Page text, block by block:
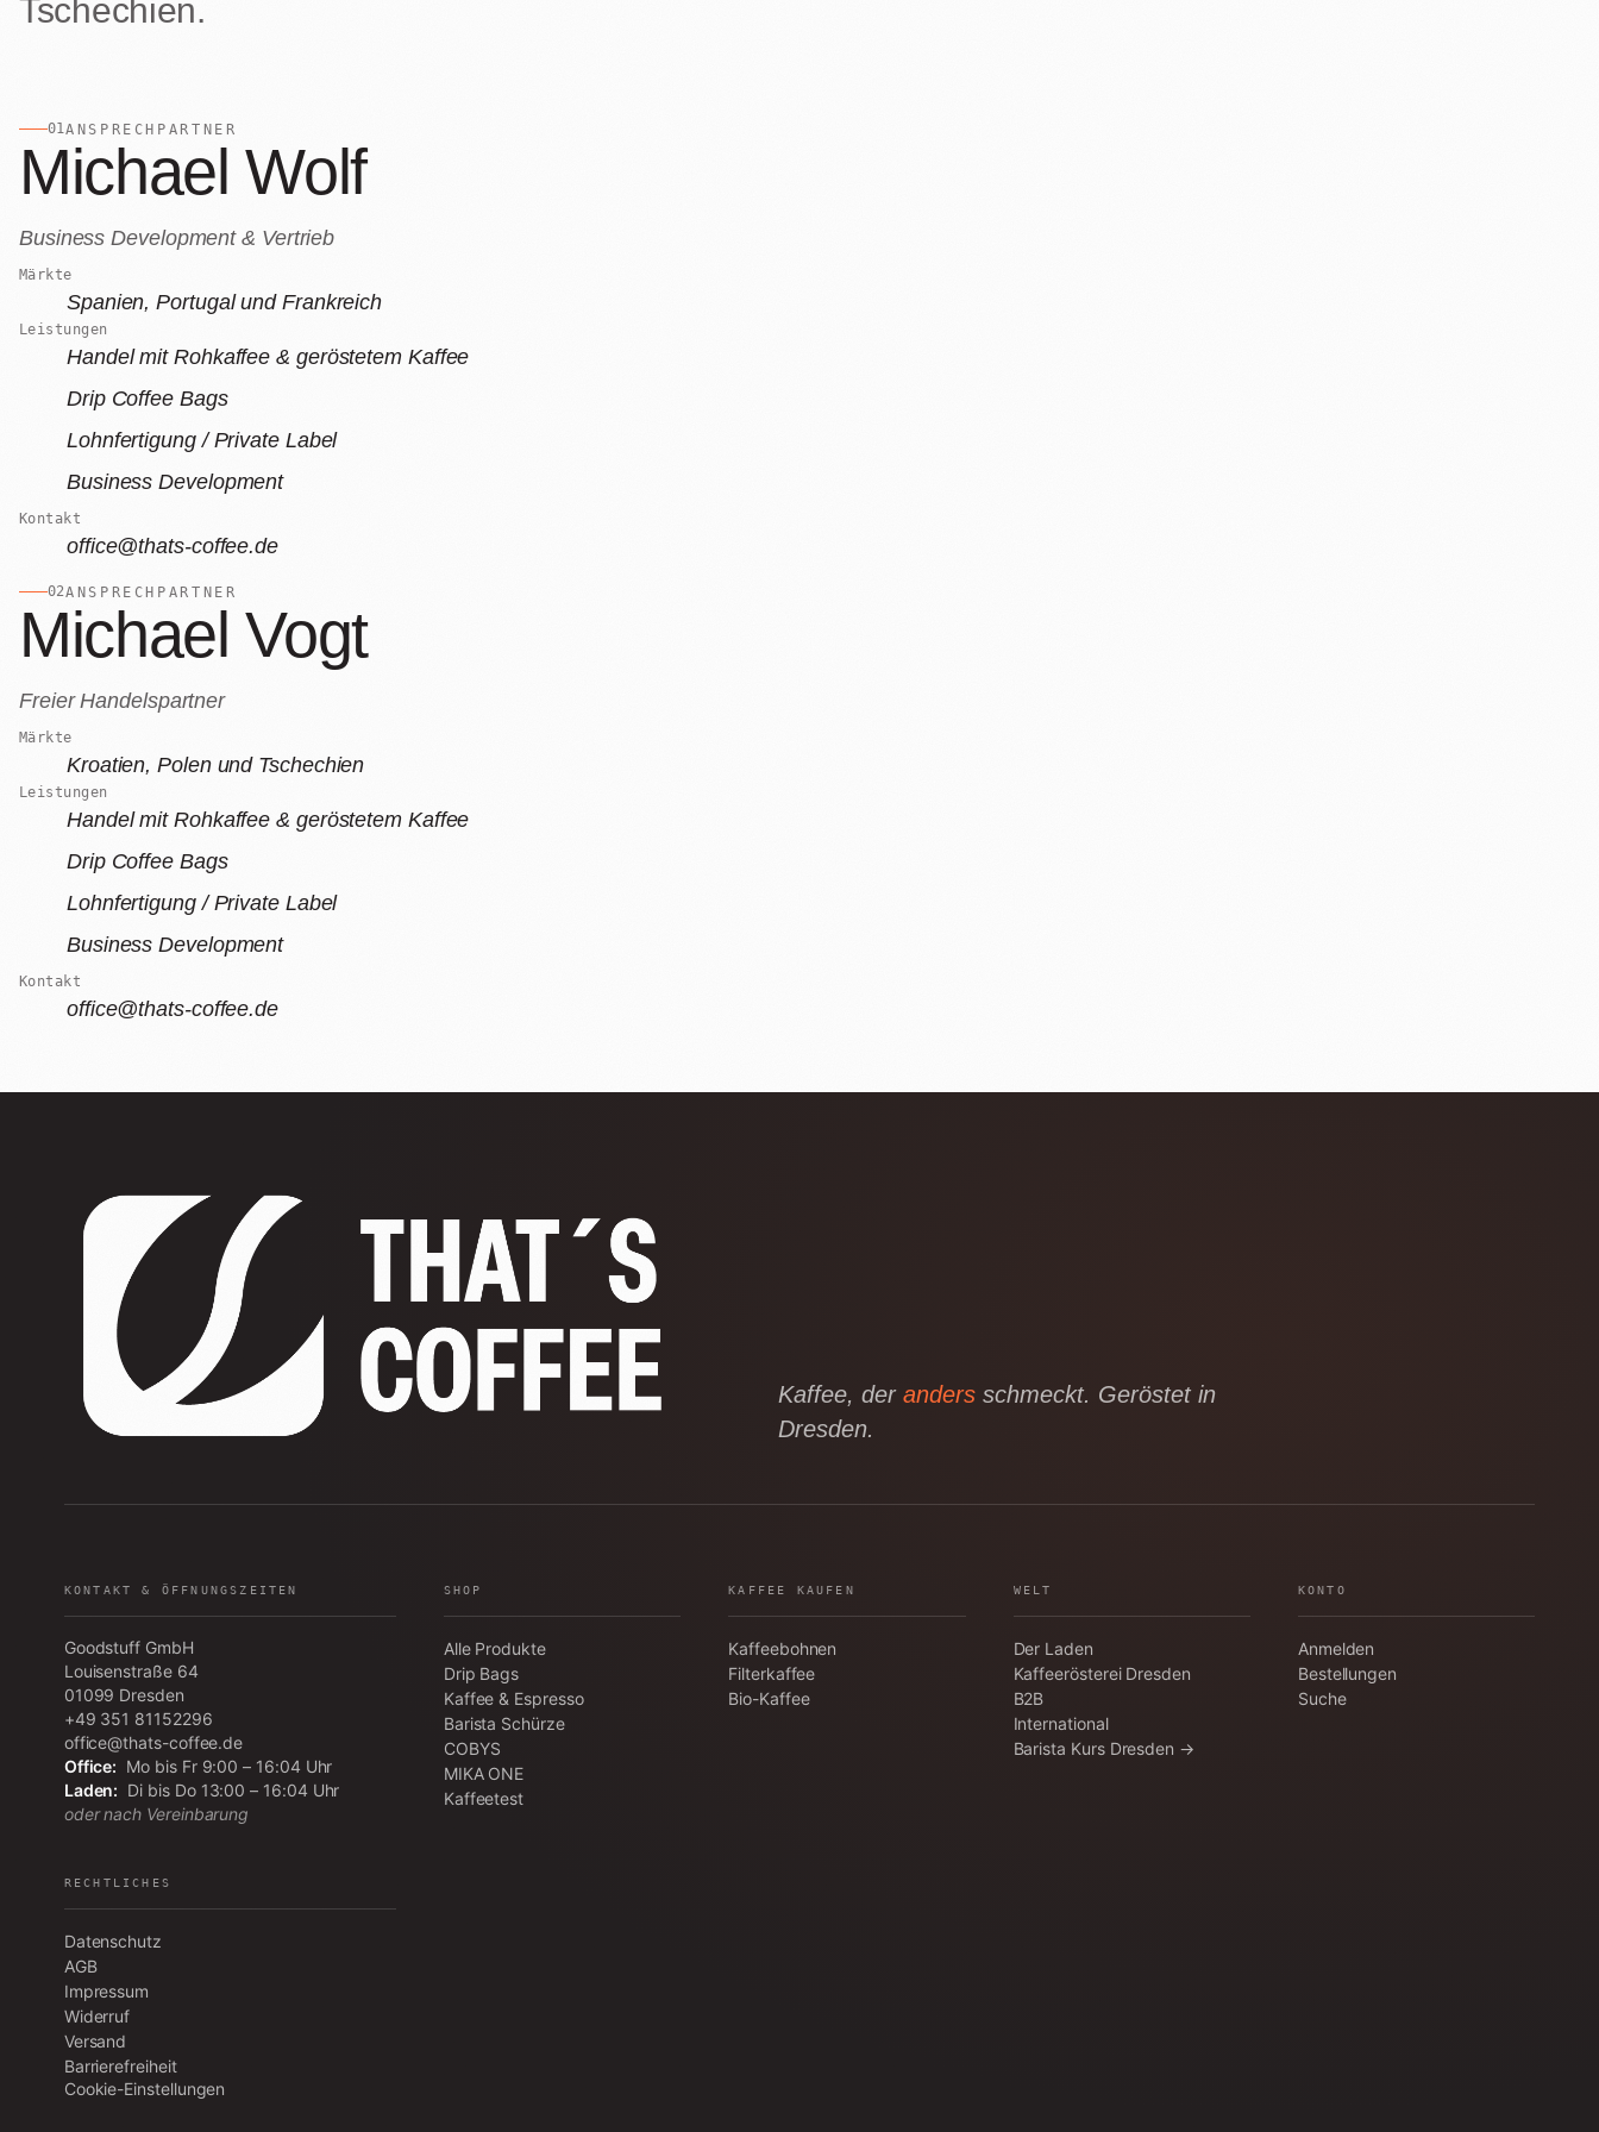
Lohnabfüllung für Röster
International
Lohnrösten
Shop
Zubehör
Geschenkideen
Fonte Blends
All About Mushroom
Alle Produkte
07 Kaffeetest
08 Laden
Reparatur
Kurse
Tschechien.
01ANSPRECHPARTNER
Michael Wolf
Business Development & Vertrieb
Märkte
Spanien, Portugal und Frankreich
Leistungen
Handel mit Rohkaffee & geröstetem Kaffee
Drip Coffee Bags
Lohnfertigung / Private Label
Business Development
Kontakt
office@thats-coffee.de
02ANSPRECHPARTNER
Michael Vogt
Freier Handelspartner
Märkte
Kroatien, Polen und Tschechien
Leistungen
Handel mit Rohkaffee & geröstetem Kaffee
Drip Coffee Bags
Lohnfertigung / Private Label
Business Development
Kontakt
office@thats-coffee.de
Kaffee, der andersschmeckt. Geröstet in
Dresden.
KONTAKT & ÖFFNUNGSZEITEN
Goodstuff GmbH
Louisenstraße 64
01099 Dresden
+49 351 81152296
office@thats-coffee.de
Office: Mo bis Fr 9:00 – 16:04 Uhr
Laden: Di bis Do 13:00 – 16:04 Uhr
oder nach Vereinbarung
SHOP
Alle Produkte
Drip Bags
Kaffee & Espresso
Barista Schürze
COBYS
MIKA ONE
Kaffeetest
KAFFEE KAUFEN
Kaffeebohnen
Filterkaffee
Bio-Kaffee
WELT
Der Laden
Kaffeerösterei Dresden
B2B
International
Barista Kurs Dresden →
KONTO
Anmelden
Bestellungen
Suche
RECHTLICHES
Datenschutz
AGB
Impressum
Widerruf
Versand
Barrierefreiheit
Cookie-Einstellungen